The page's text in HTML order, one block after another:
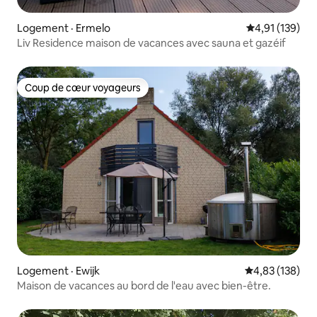
Logement · Ermelo Note
4,91 (139)
Liv Residence maison de vacances avec sauna et gazéif
Coup de cœur voyageurs
Coup de cœur voyageurs
Logement · Ewijk Note
4,83 (138)
Maison de vacances au bord de l'eau avec bien-être.